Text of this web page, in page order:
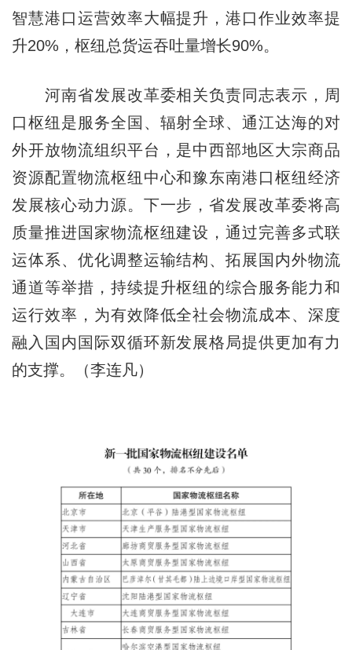
智慧港口运营效率大幅提升，港口作业效率提
升20%，枢纽总货运吞吐量增长90%。
河南省发展改革委相关负责同志表示，周
口枢纽是服务全国、辐射全球、通江达海的对
外开放物流组织平台，是中西部地区大宗商品
资源配置物流枢纽中心和豫东南港口枢纽经济
发展核心动力源。下一步，省发展改革委将高
质量推进国家物流枢纽建设，通过完善多式联
运体系、优化调整运输结构、拓展国内外物流
通道等举措，持续提升枢纽的综合服务能力和
运行效率，为有效降低全社会物流成本、深度
融入国内国际双循环新发展格局提供更加有力
的支撑。（李连凡）